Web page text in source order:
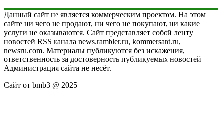
Данный сайт не является коммерческим проектом. На этом
сайте ни чего не продают, ни чего не покупают, ни какие
услуги не оказываются. Сайт представляет собой ленту
новостей RSS канала news.rambler.ru, kommersant.ru,
newsru.com. Материалы публикуются без искажения,
ответственность за достоверность публикуемых новостей
Администрация сайта не несёт.
Сайт от bmb3 @ 2025